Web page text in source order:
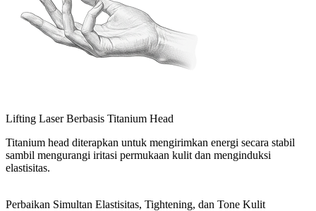
Lifting Laser Berbasis Titanium Head
Titanium head diterapkan untuk mengirimkan energi secara stabil
sambil mengurangi iritasi permukaan kulit dan menginduksi
elastisitas.
Perbaikan Simultan Elastisitas, Tightening, dan Tone Kulit